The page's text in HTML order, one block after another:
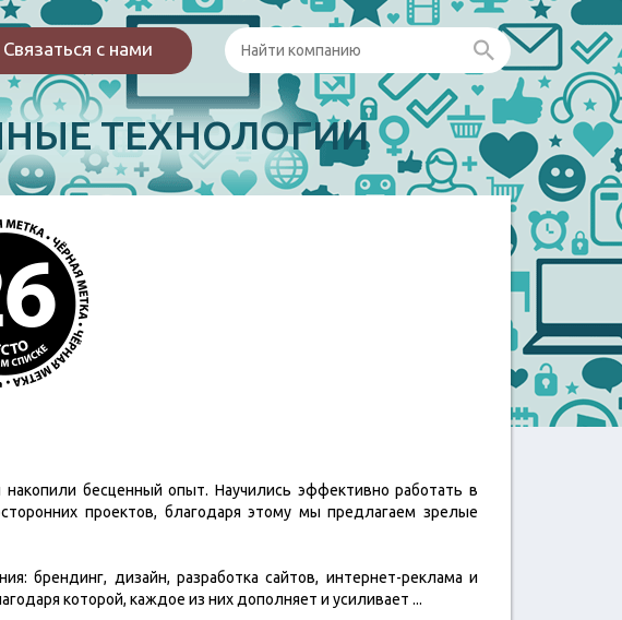
Связаться с нами
ТЕХНОЛОГИИ
бесценный опыт. Научились эффективно работать в
проектов, благодаря этому мы предлагаем зрелые
брендинг, дизайн, разработка сайтов, интернет-реклама и
которой, каждое из них дополняет и усиливает ...